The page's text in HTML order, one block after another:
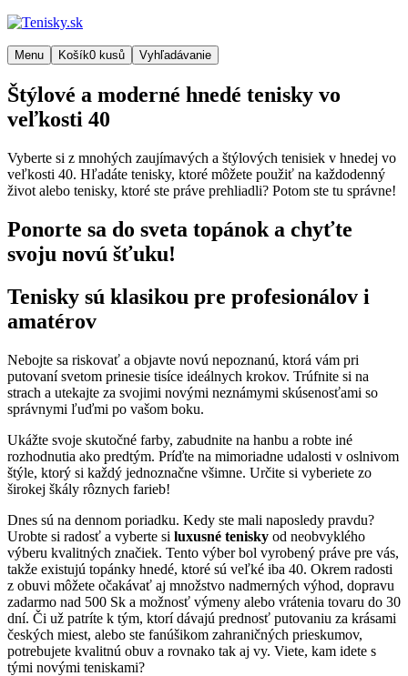
Menu Košík0 kusů Vyhľadávanie
Štýlové a moderné hnedé tenisky vo
veľkosti 40
Vyberte si z mnohých zaujímavých a štýlových tenisiek v hnedej vo
veľkosti 40. Hľadáte tenisky, ktoré môžete použiť na každodenný
život alebo tenisky, ktoré ste práve prehliadli? Potom ste tu správne!
Ponorte sa do sveta topánok a chyťte
svoju novú šťuku!
Tenisky sú klasikou pre profesionálov i
amatérov
Nebojte sa riskovať a objavte novú nepoznanú, ktorá vám pri
putovaní svetom prinesie tisíce ideálnych krokov. Trúfnite si na
strach a utekajte za svojimi novými neznámymi skúsenosťami so
správnymi ľuďmi po vašom boku.
Ukážte svoje skutočné farby, zabudnite na hanbu a robte iné
rozhodnutia ako predtým. Príďte na mimoriadne udalosti v oslnivom
štýle, ktorý si každý jednoznačne všimne. Určite si vyberiete zo
širokej škály rôznych farieb!
Dnes sú na dennom poriadku. Kedy ste mali naposledy pravdu?
Urobte si radosť a vyberte si luxusné tenisky od neobvyklého
výberu kvalitných značiek. Tento výber bol vyrobený práve pre vás,
takže existujú topánky hnedé, ktoré sú veľké iba 40. Okrem radosti
z obuvi môžete očakávať aj množstvo nadmerných výhod, dopravu
zadarmo nad 500 Sk a možnosť výmeny alebo vrátenia tovaru do 30
dní. Či už patríte k tým, ktorí dávajú prednosť putovaniu za krásami
českých miest, alebo ste fanúšikom zahraničných prieskumov,
potrebujete kvalitnú obuv a rovnako tak aj vy. Viete, kam idete s
tými novými teniskami?